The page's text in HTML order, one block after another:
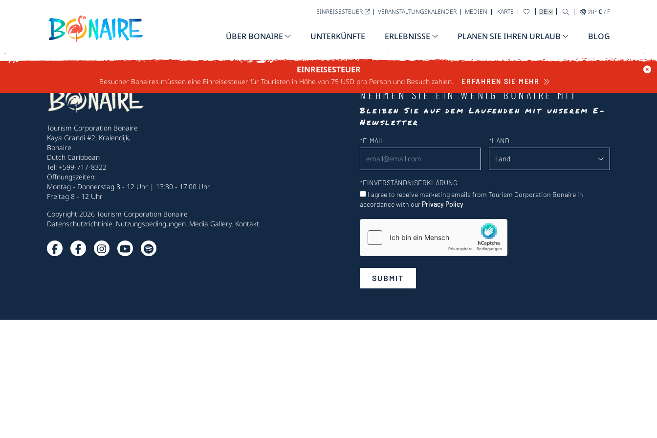
EINREISESTEUER VERANSTALTUNGSKALENDER MEDIEN KARTE WÄHLEN SIE IHRE SPRACHE AUS
28°C / F
ÜBER BONAIRE UNTERKÜNFTE ERLEBNISSE PLANEN SIE IHREN URLAUB BLOG
EINREISESTEUER
Besucher Bonaires müssen eine Einreisesteuer für Touristen in Höhe von 75 USD pro Person und Besuch zahlen. ERFAHREN SIE MEHR
Tourism Corporation Bonaire
Kaya Grandi #2, Kralendijk,
Bonaire
Dutch Caribbean
Tel: +599-717-8322
Öffnungszeiten:
Montag - Donnerstag 8 - 12 Uhr | 13:30 - 17:00 Uhr
Freitag 8 - 12 Uhr
Copyright 2026 Tourism Corporation Bonaire
Datenschutzrichtlinie. Nutzungsbedingungen. Media Gallery. Kontakt.
NEHMEN SIE EIN WENIG BONAIRE MIT
Bleiben Sie auf dem Laufenden mit unserem E-
Newsletter
Newsletter
*E-MAIL *LAND
*EINVERSTÄNDNISERKLÄRUNG
I agree to receive marketing emails from Tourism Corporation Bonaire in
accordance with our Privacy Policy
SUBMIT